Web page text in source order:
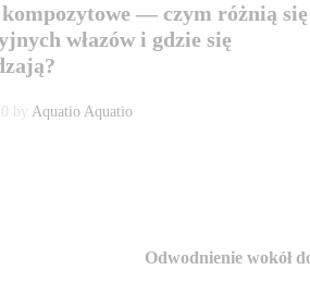
kompozytowe — czym różnią
włazów i gdzie się
by Aquatio Aquatio
Odwodnienie wokół